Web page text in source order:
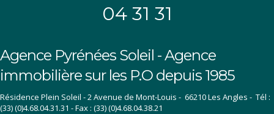
04 31 31
Agence Pyrénées Soleil - Agence
immobilière sur les P.O depuis 1985
Résidence Plein Soleil - 2 Avenue de Mont-Louis - 66210 Les Angles - Tél :
(33) (0)4.68.04.31.31 - Fax : (33) (0)4.68.04.38.21